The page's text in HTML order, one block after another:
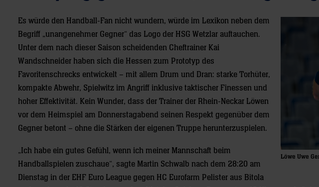
Löwe Uwe
Es würde den Handball-Fan nicht wundern, würde im Lexikon neben dem
Begriff „unangenehmer Gegner“ das Logo der HSG Wetzlar auftauchen.
Unter dem nach dieser Saison scheidenden Cheftrainer Kai
Wandschneider haben sich die Hessen zum Prototyp des
Favoritenschrecks entwickelt – mit allem Drum und Dran: starke Torhüter,
kompakte Abwehr, Spielwitz im Angriff inklusive taktischer Finessen und
hoher Effektivität. Kein Wunder, dass der Trainer der Rhein-Neckar Löwen
vor dem Heimspiel am Donnerstagabend seinen Respekt gegenüber dem
Gegner betont – ohne die Stärken der eigenen Truppe herunterzuspielen.
„Ich habe ein gutes Gefühl, wenn ich meiner Mannschaft beim
Handballspielen zuschaue“, sagte Martin Schwalb nach dem 28:20 am
Dienstag in der EHF Euro League gegen HC Eurofarm Pelister aus Bitola